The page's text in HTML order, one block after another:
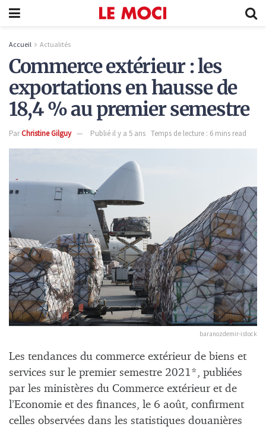
Accueil Actualités
Commerce extérieur : les
exportations en hausse de
18,4 % au premier semestre
ParChristine Gilguy Publié il y a 5 ans Temps de lecture : 6 mins read
baranozdemir-istock
Les tendances du commerce extérieur de biens et
services sur le premier semestre 2021*, publiées
par les ministères du Commerce extérieur et de
l’Economie et des finances, le 6 août, confirment
celles observées dans les statistiques douanières